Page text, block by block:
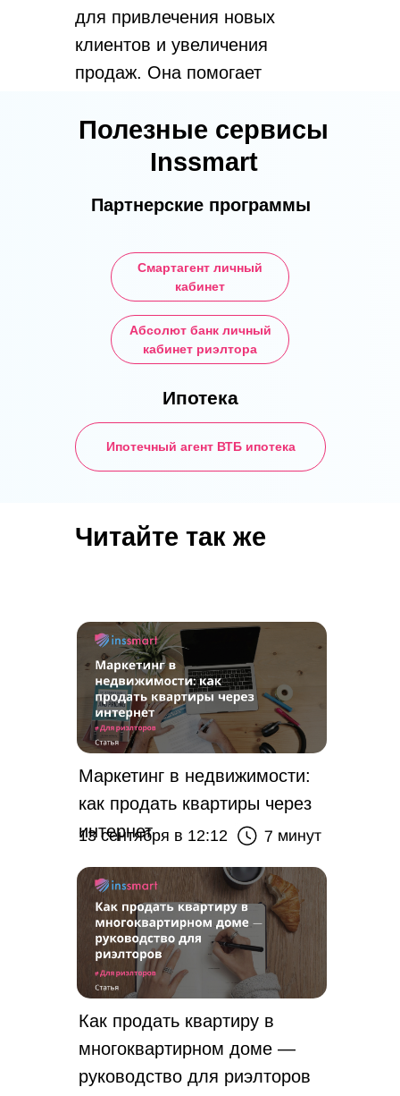
для привлечения новых
клиентов и увеличения
продаж. Она помогает
рекомендаций и доверие
клиентов, чтобы расширить
компании на рынке.
Полезные сервисы
Inssmart
Партнерские программы
Ипотека
Смартагент личный
кабинет
Абсолют банк личный
кабинет риэлтора
Ипотечный агент ВТБ ипотека
Читайте так же
Как продать квартиру в
многоквартирном доме —
руководство для риэлторов
Маркетинг в недвижимости:
как продать квартиры через
интернет
13 сентября в 12:12 7 минут